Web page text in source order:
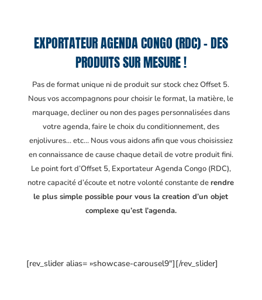
EXPORTATEUR AGENDA CONGO (RDC) – DES
PRODUITS SUR MESURE !
Pas de format unique ni de produit sur stock chez Offset 5.
Nous vos accompagnons pour choisir le format, la matière, le
marquage, decliner ou non des pages personnalisées dans
votre agenda, faire le choix du conditionnement, des
enjolivures… etc… Nous vous aidons afin que vous choisissiez
en connaissance de cause chaque detail de votre produit fini.
Le point fort d’Offset 5, Exportateur Agenda Congo (RDC),
notre capacité d’écoute et notre volonté constante derendre
le plus simple possible pour vous la creation d’un objet
complexe qu’est l’agenda.
[rev_slider alias= »showcase-carousel9″][/rev_slider]